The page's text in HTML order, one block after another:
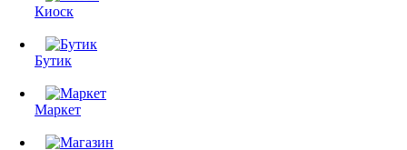
Киоск
Бутик
Маркет